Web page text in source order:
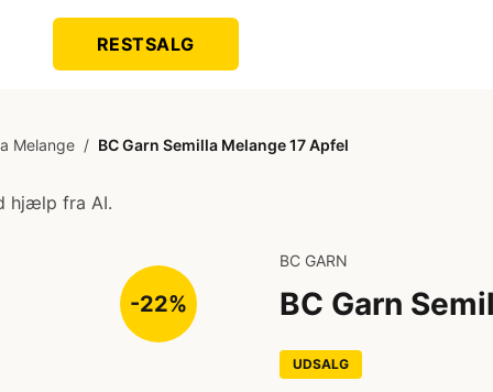
RESTSALG
Melange / BC Garn Semilla Melange 17 Apfel
hjælp fra AI.
-22%
BC GARN
BC Garn
UDSALG